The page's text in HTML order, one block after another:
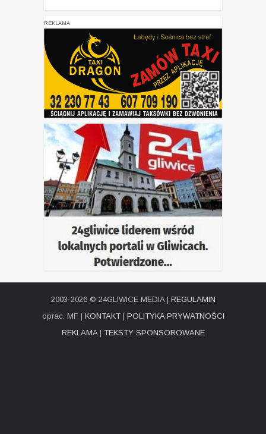
REKLAMA
2003-2026 © 24GLIWICE MEDIA | REGULAMIN
oprac. MF | KONTAKT| POLITYKA PRYWATNOŚCI
REKLAMA| TEKSTY SPONSOROWANE